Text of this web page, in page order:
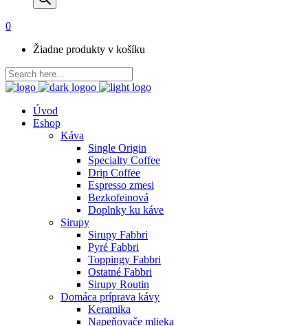
0
Žiadne produkty v košíku
Úvod
Eshop
Káva
Single Origin
Specialty Coffee
Drip Coffee
Espresso zmesi
Bezkofeinová
Doplnky ku káve
Sirupy
Sirupy Fabbri
Pyré Fabbri
Toppingy Fabbri
Ostatné Fabbri
Sirupy Routin
Domáca príprava kávy
Keramika
Napeňovače mlieka